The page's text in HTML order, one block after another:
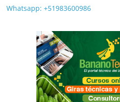
Whatsapp: +51983600986